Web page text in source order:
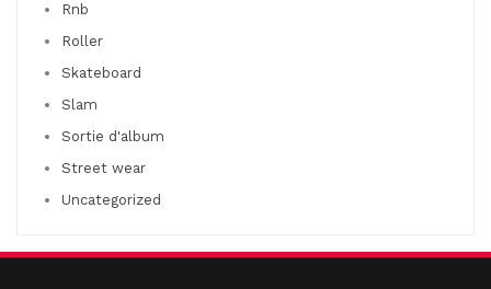
Rnb
Roller
Skateboard
Slam
Sortie d'album
Street wear
Uncategorized